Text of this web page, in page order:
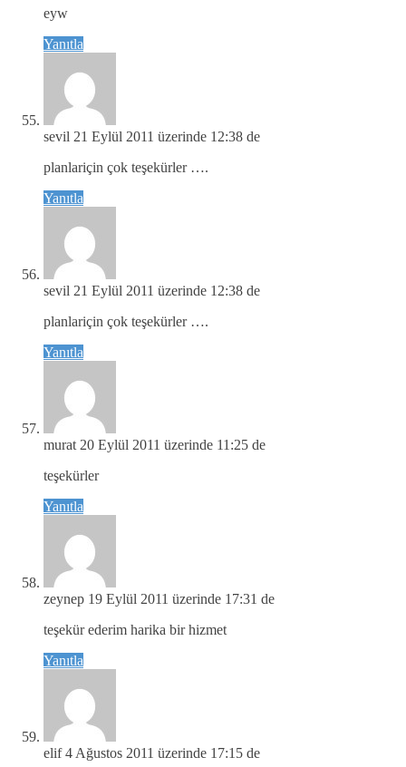
eyw
Yanıtla
sevil 21 Eylül 2011 üzerinde 12:38 de
planlariçin çok teşekürler ….
Yanıtla
sevil 21 Eylül 2011 üzerinde 12:38 de
planlariçin çok teşekürler ….
Yanıtla
murat 20 Eylül 2011 üzerinde 11:25 de
teşekürler
Yanıtla
zeynep 19 Eylül 2011 üzerinde 17:31 de
teşekür ederim harika bir hizmet
Yanıtla
elif 4 Ağustos 2011 üzerinde 17:15 de